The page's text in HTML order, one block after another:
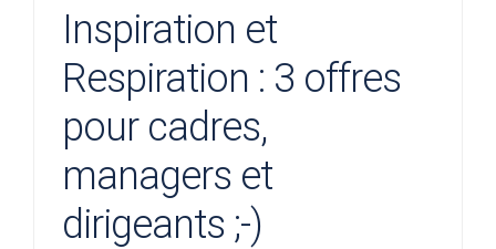
Inspiration et
Respiration : 3 offres
pour cadres,
managers et
dirigeants ;-)